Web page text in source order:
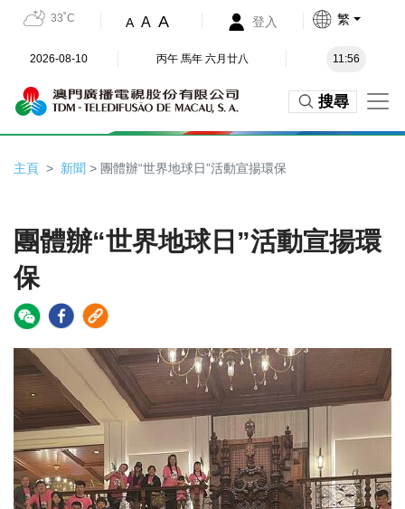
33˚C A A A 登入 繁
2026-08-10 丙午 馬年 六月廿八 11:56
搜尋
主頁 新聞 > 團體辦“世界地球日”活動宣揚環保
團體辦“世界地球日”活動宣揚環
保